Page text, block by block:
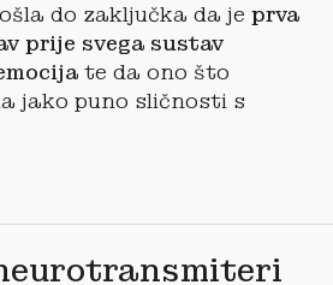
do zaključka da je prva
prije svega sustav
te da ono što
jako puno sličnosti s